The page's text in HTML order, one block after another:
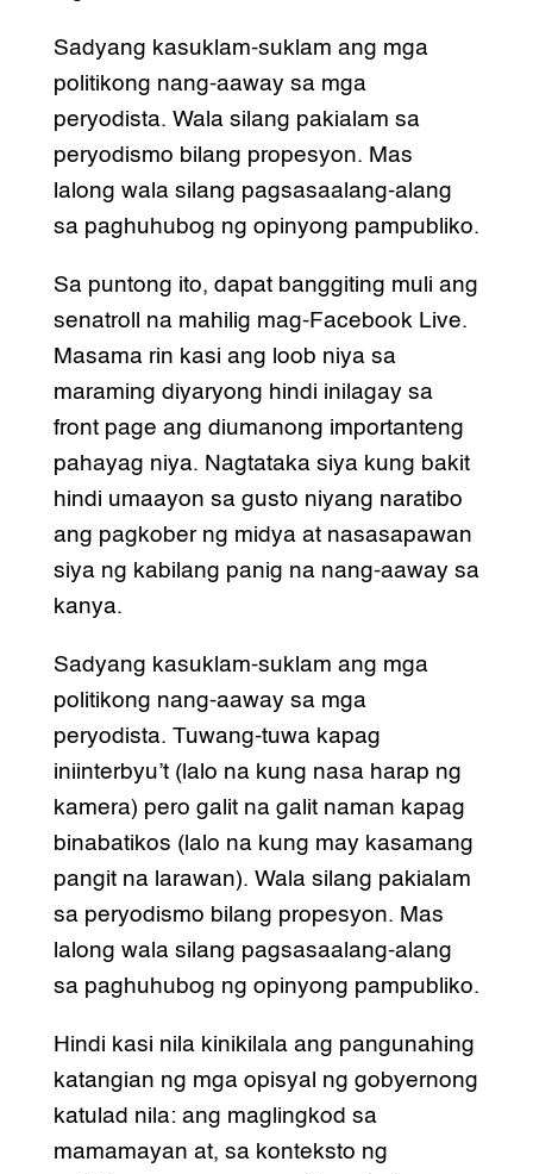
Sadyang kasuklam-suklam ang mga
politikong nang-aaway sa mga
peryodista. Wala silang pakialam sa
peryodismo bilang propesyon. Mas
lalong wala silang pagsasaalang-alang
sa paghuhubog ng opinyong pampubliko.
Sa puntong ito, dapat banggiting muli ang
senatroll na mahilig mag-Facebook Live.
Masama rin kasi ang loob niya sa
maraming diyaryong hindi inilagay sa
front page ang diumanong importanteng
pahayag niya. Nagtataka siya kung bakit
hindi umaayon sa gusto niyang naratibo
ang pagkober ng midya at nasasapawan
siya ng kabilang panig na nang-aaway sa
kanya.
Sadyang kasuklam-suklam ang mga
politikong nang-aaway sa mga
peryodista. Tuwang-tuwa kapag
iniinterbyu’t (lalo na kung nasa harap ng
kamera) pero galit na galit naman kapag
binabatikos (lalo na kung may kasamang
pangit na larawan). Wala silang pakialam
sa peryodismo bilang propesyon. Mas
lalong wala silang pagsasaalang-alang
sa paghuhubog ng opinyong pampubliko.
Hindi kasi nila kinikilala ang pangunahing
katangian ng mga opisyal ng gobyernong
katulad nila: ang maglingkod sa
mamamayan at, sa konteksto ng